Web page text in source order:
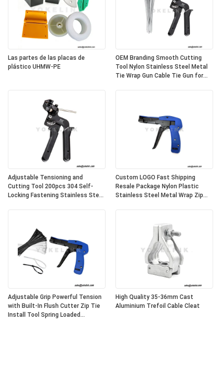
Las partes de las placas de
plástico UHMW-PE
OEM Branding Smooth Cutting
Tool Nylon Stainless Steel Metal
Tie Wrap Gun Cable Tie Gun for
Adjustable Tensioning and
Cutting Tool 200pcs 304 Self-
Locking Fastening Stainless Steel
Custom LOGO Fast Shipping
Resale Package Nylon Plastic
Stainless Steel Metal Wrap Zip
Adjustable Grip Powerful Tension
with Built-In Flush Cutter Zip Tie
Install Tool Spring Loaded
High Quality 35-36mm Cast
Aluminium Trefoil Cable Cleat